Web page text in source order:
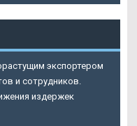
экспортером
и сотрудников.
издержек